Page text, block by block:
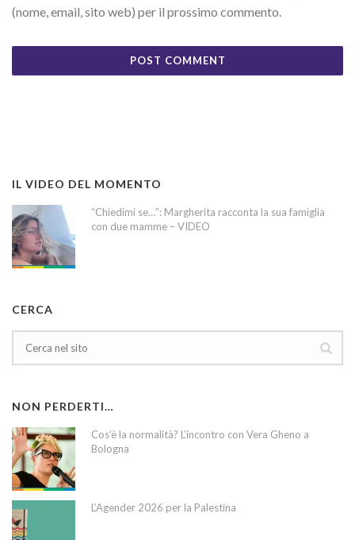
(nome, email, sito web) per il prossimo commento.
IL VIDEO DEL MOMENTO
“Chiedimi se…”: Margherita racconta la sua famiglia
con due mamme – VIDEO
CERCA
NON PERDERTI…
Cos’è la normalità? L’incontro con Vera Gheno a
Bologna
L’Agender 2026 per la Palestina